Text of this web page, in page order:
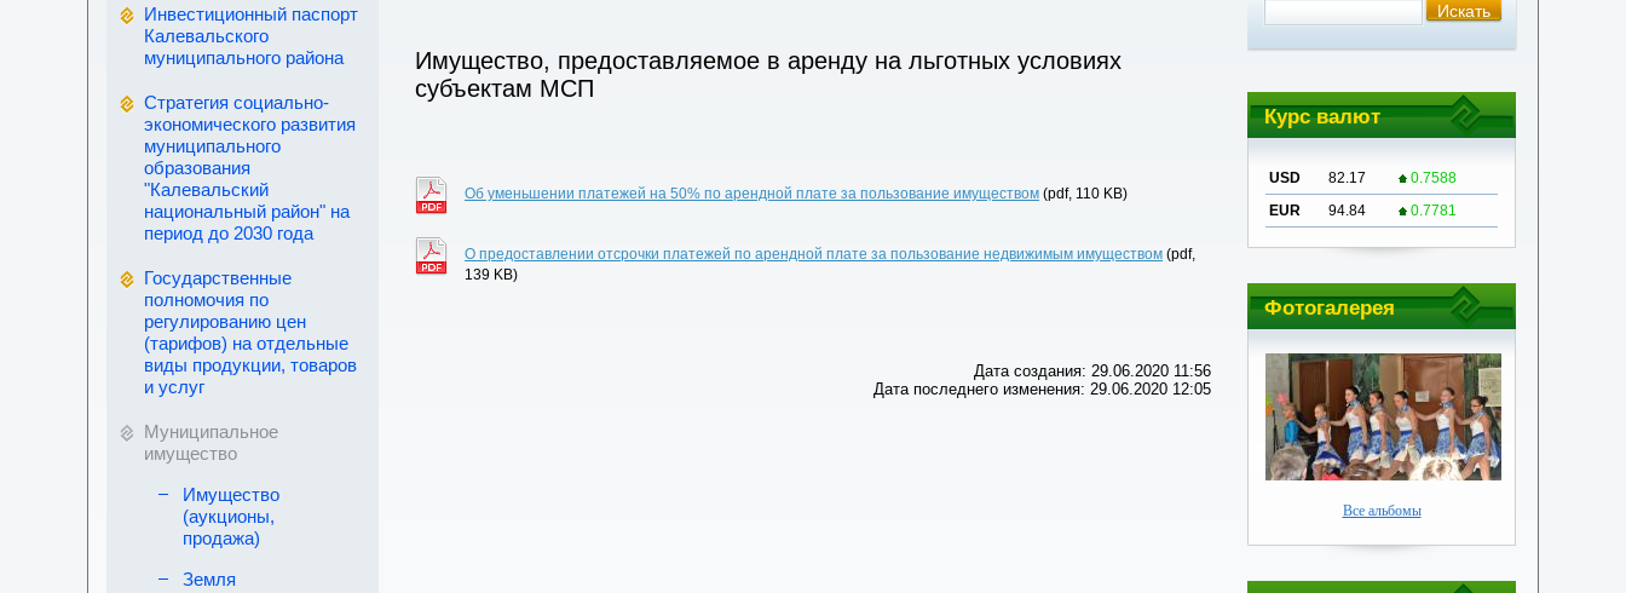
Инвестиционный паспорт
Калевальского
муниципального района
Стратегия социально-
экономического развития
муниципального
образования
"Калевальский
национальный район" на
период до 2030 года
Государственные
полномочия по
регулированию цен
(тарифов) на отдельные
виды продукции, товаров
и услуг
Муниципальное
имущество
Имущество
(аукционы,
продажа)
Земля
Имущество, предоставляемое в аренду на льготных условиях
субъектам МСП
Об уменьшении платежей на 50% по арендной плате за пользование имуществом (pdf, 110 KB)
О предоставлении отсрочки платежей по арендной плате за пользование недвижимым имуществом (pdf,
139 KB)
Дата создания: 29.06.2020 11:56
Дата последнего изменения: 29.06.2020 12:05
Курс валют
USD 82.17
0.7588
EUR
94.84 0.7781
Фотогалерея
Все альбомы